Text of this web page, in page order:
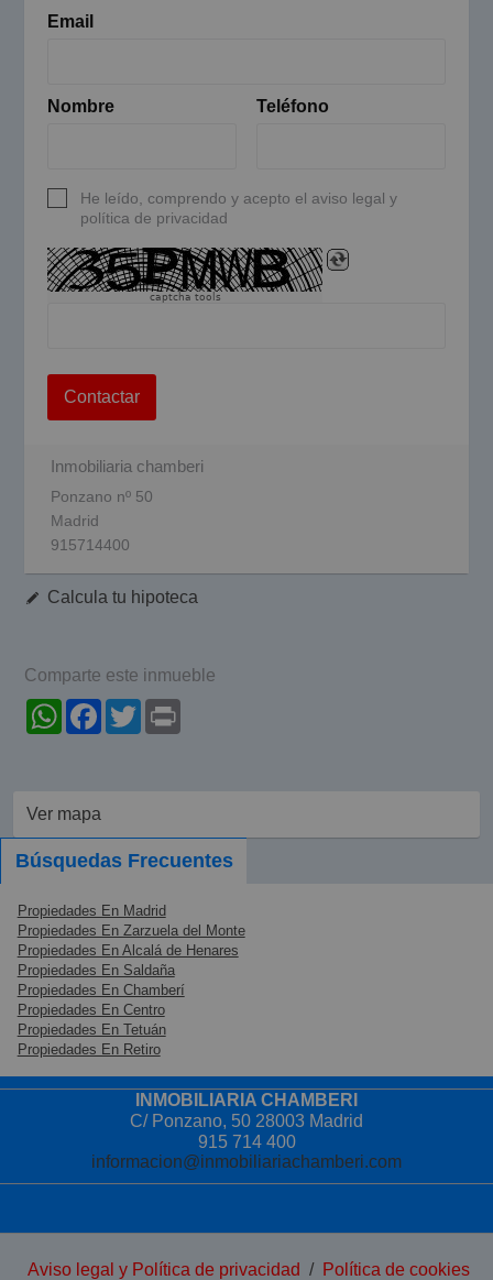
Email
Nombre Teléfono
He leído, comprendo y acepto el aviso legal y
política de privacidad
captcha tools
Contactar
Inmobiliaria chamberi
Ponzano nº 50
Madrid
915714400
Calcula tu hipoteca
Comparte este inmueble
WhatsAppFacebook
Twitter
Ver mapa
Búsquedas Frecuentes
Propiedades En Madrid
Propiedades En Zarzuela del Monte
Propiedades En Alcalá de Henares
Propiedades En Saldaña
Propiedades En Chamberí
Propiedades En Centro
Propiedades En Tetuán
Propiedades En Retiro
INMOBILIARIA CHAMBERI
C/ Ponzano, 50 28003 Madrid
915 714 400
informacion@inmobiliariachamberi.com
Aviso legal y Política de privacidad / Política de cookies